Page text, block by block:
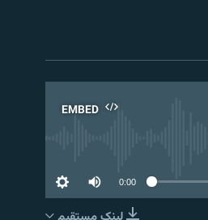
EMBED
0:00